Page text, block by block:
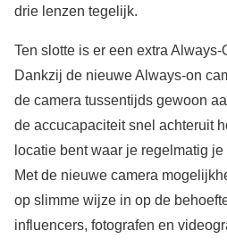
drie lenzen tegelijk.
Ten slotte is er een extra
Dankzij de nieuwe Always-on
de camera tussentijds gewoon
de accucapaciteit snel achteruit
locatie bent waar je regelmatig
Met de nieuwe camera
op slimme wijze in op de
influencers, fotografen en